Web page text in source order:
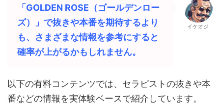
「GOLDEN ROSE（ゴールデンロー
ズ）」 で抜きや本番を期待するより
も、さまざまな情報を参考にすると
確率が上がるかもしれません。
イケオジ
以下の有料コンテンツでは、セラピストの抜きや本
番などの情報を実体験ベースで紹介しています。